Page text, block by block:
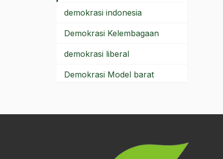
2017
2016
2015
2014
demokrasi indonesia
Demokrasi Kelembagaan
demokrasi liberal
Demokrasi Model barat
demokrasi terpimpin